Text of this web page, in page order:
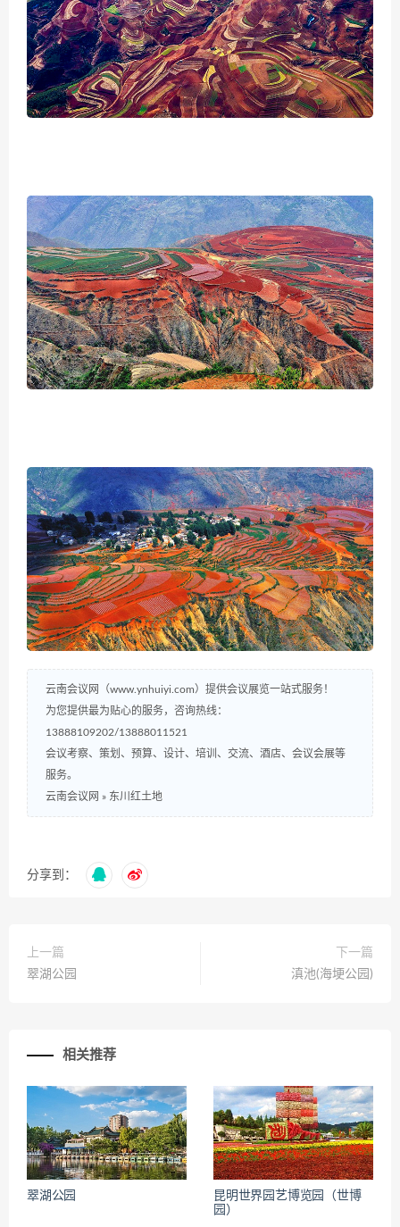
云南会议网（www.ynhuiyi.com）提供会议展览一站式服务！
为您提供最为贴心的服务，咨询热线：
13888109202/13888011521
会议考察、策划、预算、设计、培训、交流、酒店、会议会展等
服务。
云南会议网 » 东川红土地
分享到：
上一篇
翠湖公园
下一篇
滇池(海埂公园)
相关推荐
翠湖公园
昆明世界园艺博览园（世博
园）